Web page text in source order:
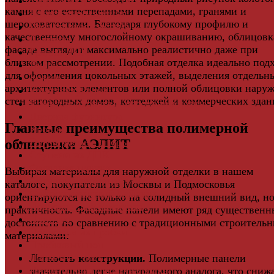
камня с его естественными перепадами, гранями и
шероховатостями. Благодаря глубокому профилю и
качественному многослойному окрашиванию,
фасада выглядит максимально реалистично даже при
близком рассмотрении. Подобная отделка идеально
для оформления цокольных этажей, выделения
архитектурных элементов или полной облицовки
стен загородных домов, коттеджей и коммерческих
Главные преимущества полимерной
облицовки АЭЛИТ
Выбирая материалы для наружной отделки в нашем
каталоге, покупатели из Москвы и Подмосковья
ориентируются не только на солидный внешний вид,
практичность. Фасадные панели имеют ряд
достоинств по сравнению с традиционными
материалами:
Легкость конструкции. Полимерные панели
значительно легче натурального аналога, что
Виниловый сайдинг
Водосточная система
Ламинат
Грядки ДПК
Двери
Ковры
Комплектующие
Клей для паркета и массивной доски
Кровля
Регулируемые опоры
Ступени из ДПК
Фасадная плитка
Фасадные термопанели
Фиброцементный Сайдинг
Подложка для ламината
Плинтус
Подложка из пробки
Паркетная доска
Инженерная паркетная доска